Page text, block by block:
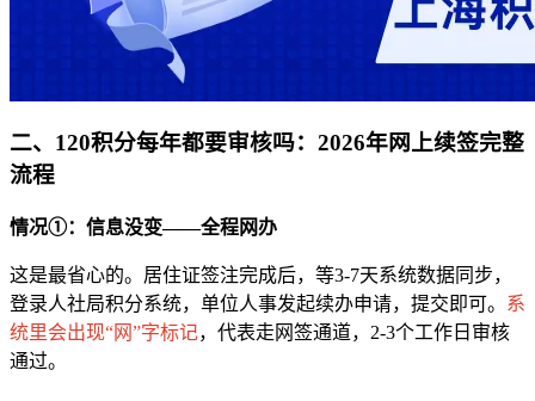
二、120积分每年都要审核吗：2026年网上续签完整
流程
情况①：信息没变——全程网办
这是最省心的。居住证签注完成后，等3-7天系统数据同步，
登录人社局积分系统，单位人事发起续办申请，提交即可。 系
统里会出现“网”字标记，代表走网签通道，2-3个工作日审核
通过。